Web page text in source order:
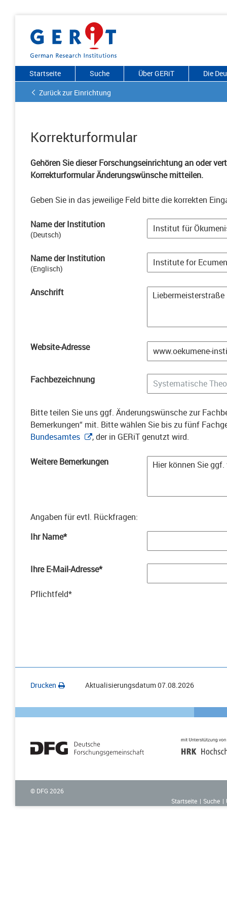
Startseite Suche Über GERiT
Die
Zurück zur Einrichtung
Korrekturformular
Gehören Sie dieser Forschungseinrichtung an oder
Korrekturformular Änderungswünsche mitteilen.
Geben Sie in das jeweilige Feld bitte die korrekten
Name der Institution
(Deutsch)
Name der Institution
(Englisch)
Anschrift
Website-Adresse
Fachbezeichnung
Bitte teilen Sie uns ggf. Änderungswünsche zur
Bemerkungen“ mit. Bitte wählen Sie bis zu fünf
Bundesamtes
, der in GERiT genutzt wird.
Weitere Bemerkungen
Angaben für evtl. Rückfragen:
Ihr Name*
Ihre E-Mail-Adresse*
Pflichtfeld*
Drucken Aktualisierungsdatum07.08.2026
© DFG 2026
Startseite
Suche